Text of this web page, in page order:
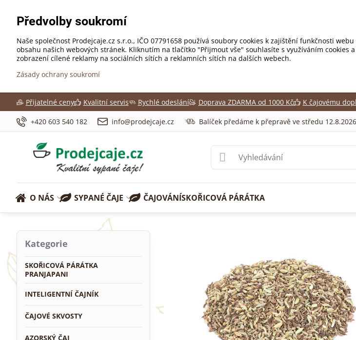
Přijatelné ceny Kvalitní servis Rychlé odeslání Doprava ZDARMA od 1000 Kč K čajovému
+420 603 540 182 info@prodejcaje.cz Balíček předáme k přepravě ve středu 12.8.2026
O NÁS SYPANÉ ČAJE ČAJOVÁNÍSKOŘICOVÁ PÁRÁTKA
Kategorie
SKOŘICOVÁ PÁRÁTKA
PRANJAPANI
INTELIGENTNÍ ČAJNÍK
ČAJOVÉ SKVOSTY
AZORSKÝ ČAJ
Předvolby soukromí
Naše společnost Prodejcaje.cz s.r.o., IČO 07791658 používá soubory cookies k zajištění funkčnosti
obsahu našich webových stránek. Kliknutím na tlačítko "Přijmout vše" souhlasíte s využíváním cookies
zobrazení cílené reklamy na sociálních sítích a reklamních sítích na dalších webech.
Zásady ochrany soukromí